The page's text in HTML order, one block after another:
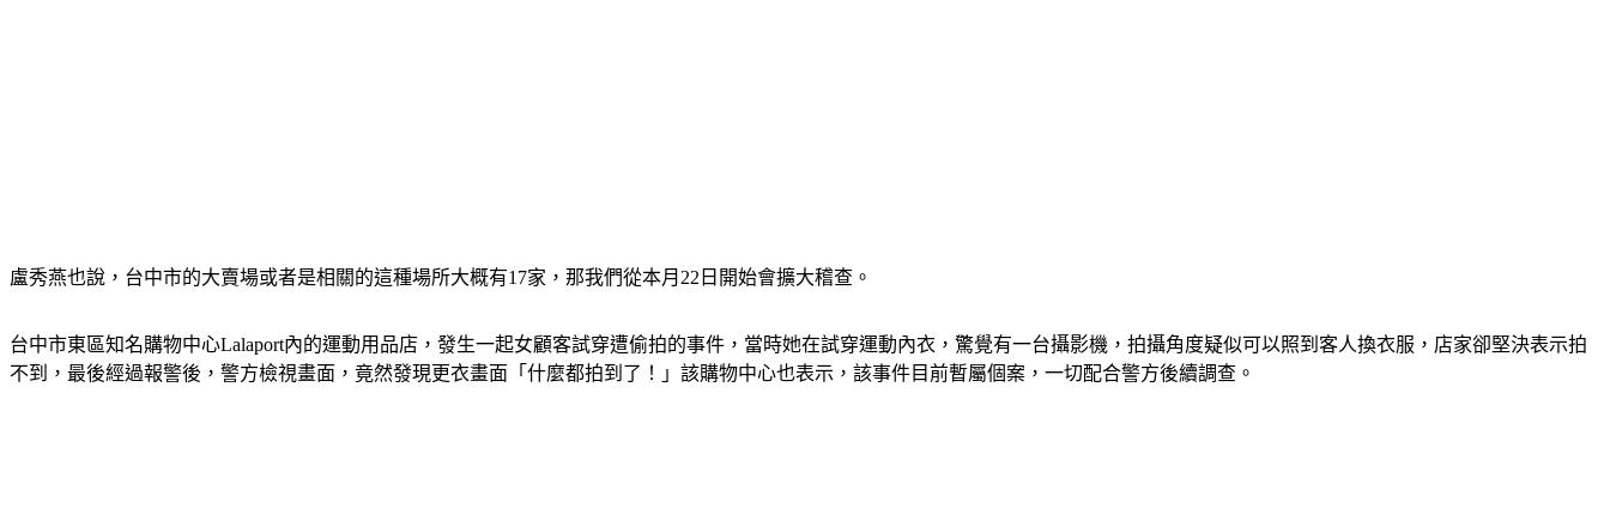
盧秀燕也說，台中市的大賣場或者是相關的這種場所大概有17家，那我們從本月22日開始會擴大稽查。
台中市東區知名購物中心Lalaport內的運動用品店，發生一起女顧客試穿遭偷拍的事件，當時她在試穿運動內衣，驚覺有一台攝影機，拍攝角度疑似可以照到客人換衣服，店家卻堅決表示拍
不到，最後經過報警後，警方檢視畫面，竟然發現更衣畫面「什麼都拍到了！」該購物中心也表示，該事件目前暫屬個案，一切配合警方後續調查。